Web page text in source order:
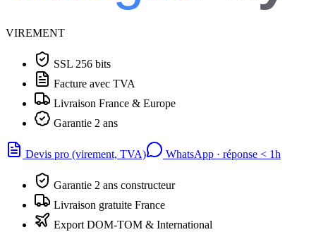
VIREMENT
SSL 256 bits
Facture avec TVA
Livraison France & Europe
Garantie 2 ans
Devis pro (virement, TVA) WhatsApp · réponse < 1h
Garantie 2 ans constructeur
Livraison gratuite France
Export DOM-TOM & International